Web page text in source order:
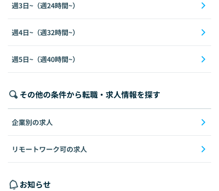
週3日~（週24時間~）
週4日~（週32時間~）
週5日~（週40時間~）
その他の条件から転職・求人情報を探す
企業別の求人
リモートワーク可の求人
お知らせ